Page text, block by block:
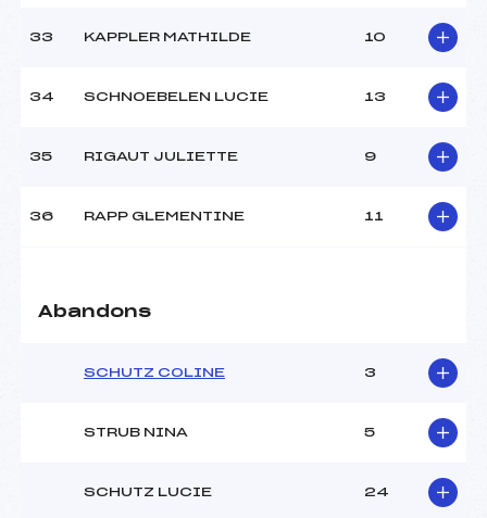
33 KAPPLER MATHILDE 10
34 SCHNOEBELEN LUCIE 13
35 RIGAUT JULIETTE 9
36 RAPP GLEMENTINE 11
Abandons
SCHUTZ COLINE 3
STRUB NINA 5
SCHUTZ LUCIE 24